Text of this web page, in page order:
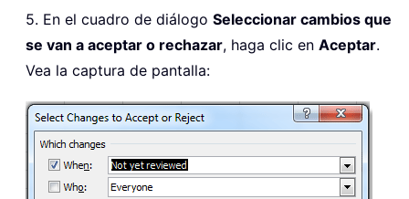
5. En el cuadro de diálogo Seleccionar cambios que
se van a aceptar o rechazar, haga clic en Aceptar.
Vea la captura de pantalla: